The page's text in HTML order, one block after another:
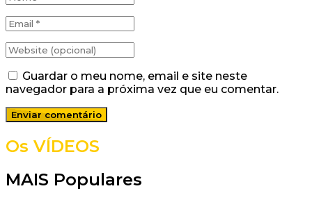
Guardar o meu nome, email e site neste
navegador para a próxima vez que eu comentar.
Os VÍDEOS
MAIS Populares